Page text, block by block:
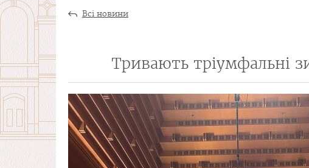
Всі новини
Тривають тріумфальні